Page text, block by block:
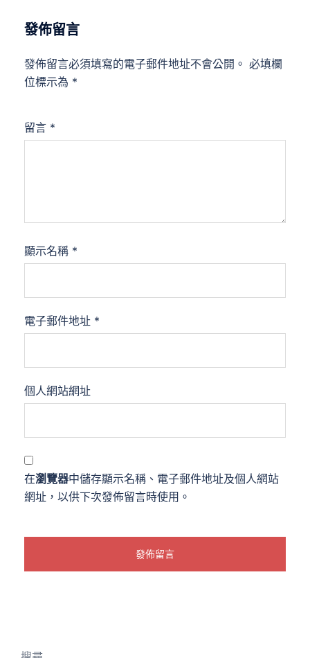
發佈留言
發佈留言必須填寫的電子郵件地址不會公開。 必填欄
位標示為 *
留言 *
顯示名稱 *
電子郵件地址 *
個人網站網址
在瀏覽器中儲存顯示名稱、電子郵件地址及個人網站
網址，以供下次發佈留言時使用。